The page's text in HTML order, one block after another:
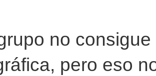
no consigue
pero eso